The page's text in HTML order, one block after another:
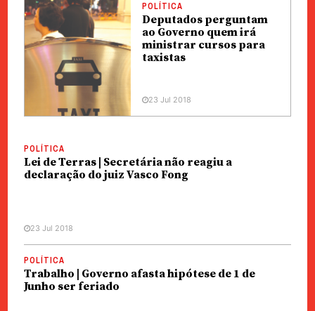
POLÍTICA
Deputados perguntam
ao Governo quem irá
ministrar cursos para
taxistas
23 Jul 2018
POLÍTICA
Lei de Terras | Secretária não reagiu a
declaração do juiz Vasco Fong
23 Jul 2018
POLÍTICA
Trabalho | Governo afasta hipótese de 1 de
Junho ser feriado